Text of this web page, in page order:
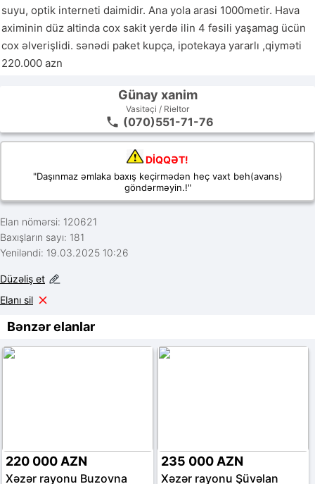
suyu, optik interneti daimidir. Ana yola arasi 1000metir. Hava
aximinin düz altinda cox sakit yerdə ilin 4 fəsili yaşamag ücün
cox əlverişlidi. sənədi paket kupça, ipotekaya yararlı ,qiyməti
220.000 azn
Günay xanim
Vasitəçi / Rieltor
(070)551-71-76
DİQQƏT!
"Daşınmaz əmlaka baxış keçirmədən heç vaxt beh(avans)
göndərməyin.!"
Elan nömərsi: 120621
Baxışların sayı: 181
Yeniləndi: 19.03.2025 10:26
Düzəliş et
Elanı sil
Bənzər elanlar
220 000 AZN
Xəzər rayonu Buzovna
235 000 AZN
Xəzər rayonu Şüvəlan